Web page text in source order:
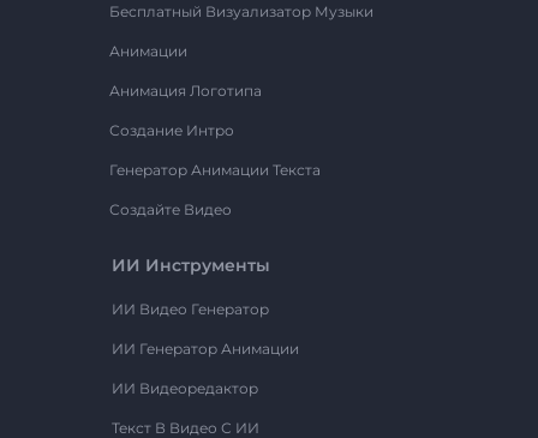
Бесплатный Визуализатор Музыки
Анимации
Анимация Логотипа
Создание Интро
Генератор Анимации Текста
Создайте Видео
ИИ Инструменты
ИИ Видео Генератор
ИИ Генератор Анимации
ИИ Видеоредактор
Текст В Видео С ИИ